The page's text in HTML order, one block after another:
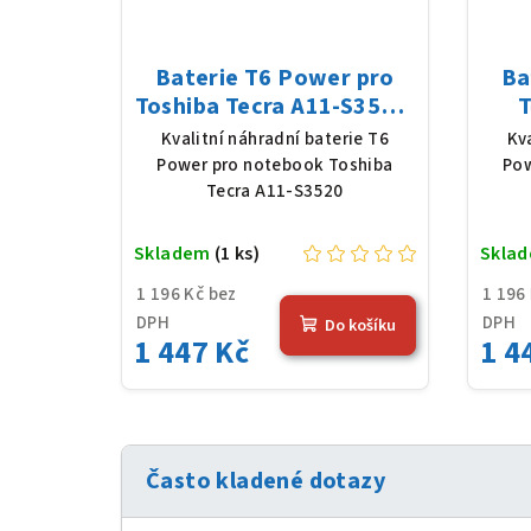
Baterie T6 Power pro
Toshiba Tecra A11-S3520,
Li-Ion, 10,8 V, 5200 mAh
(56 Wh), černá
Kvalitní náhradní baterie T6
Power pro notebook Toshiba
Tecra A11-S3520
1 196 Kč bez
DPH
1 447 Kč
Skladem (1 ks)
Do košíku
1 196
DPH
1
Často kladené dotazy